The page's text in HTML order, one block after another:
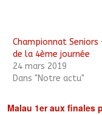
Championnat
de la 4ème journée
24 mars 2019
Dans "Notre actu"
Malau 1er aux finales